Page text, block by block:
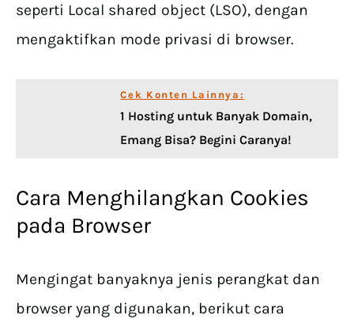
seperti Local shared object (LSO), dengan
mengaktifkan mode privasi di browser.
Cek Konten Lainnya:
1 Hosting untuk Banyak Domain,
Emang Bisa? Begini Caranya!
Cara Menghilangkan Cookies
pada Browser
Mengingat banyaknya jenis perangkat dan
browser yang digunakan, berikut cara